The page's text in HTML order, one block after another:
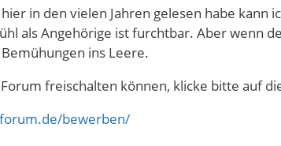
in den vielen Jahren gelesen habe
als Angehörige ist furchtbar. Aber
ins Leere.
freischalten können, klicke bitte auf
bewerben/